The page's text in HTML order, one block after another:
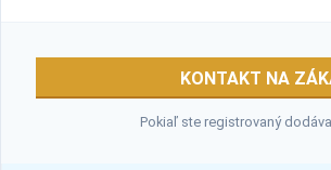
KONTAKT NA
Pokiaľ ste registrovaný